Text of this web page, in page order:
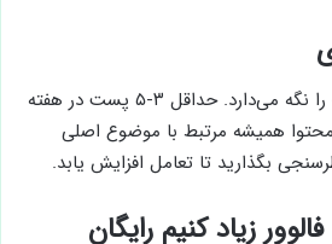
پیج فعال و منظم مخاطب را نگه می‌دارد. حداقل ۳-۵ پست در هفته
محتوا همیشه مرتبط با موضوع اصلی
بگذارید تا تعامل افزایش یابد.
زیاد کنیم رایگان